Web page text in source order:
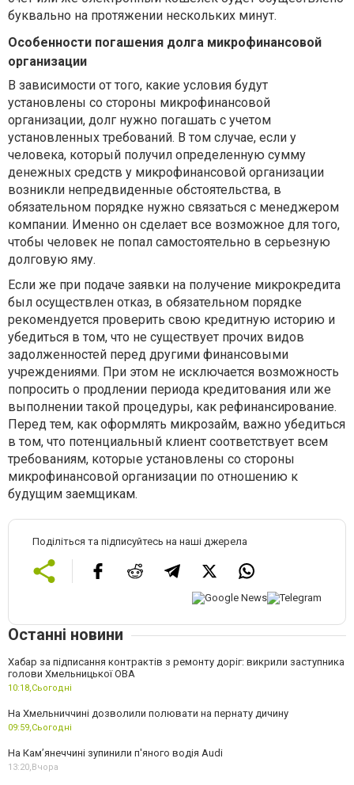
буквально на протяжении нескольких минут.
Особенности погашения долга микрофинансовой
организации
В зависимости от того, какие условия будут
установлены со стороны микрофинансовой
организации, долг нужно погашать с учетом
установленных требований. В том случае, если у
человека, который получил определенную сумму
денежных средств у микрофинансовой организации
возникли непредвиденные обстоятельства, в
обязательном порядке нужно связаться с менеджером
компании. Именно он сделает все возможное для того,
чтобы человек не попал самостоятельно в серьезную
долговую яму.
Если же при подаче заявки на получение микрокредита
был осуществлен отказ, в обязательном порядке
рекомендуется проверить свою кредитную историю и
убедиться в том, что не существует прочих видов
задолженностей перед другими финансовыми
учреждениями. При этом не исключается возможность
попросить о продлении периода кредитования или же
выполнении такой процедуры, как рефинансирование.
Перед тем, как оформлять микрозайм, важно убедиться
в том, что потенциальный клиент соответствует всем
требованиям, которые установлены со стороны
микрофинансовой организации по отношению к
будущим заемщикам.
Поділіться та підписуйтесь на наші джерела
Останні новини
Хабар за підписання контрактів з ремонту доріг: викрили заступника
голови Хмельницької ОВА
10:18,Сьогодні
На Хмельниччині дозволили полювати на пернату дичину
09:59,Сьогодні
На Камʼянеччині зупинили п'яного водія Audi
13:20,Вчора